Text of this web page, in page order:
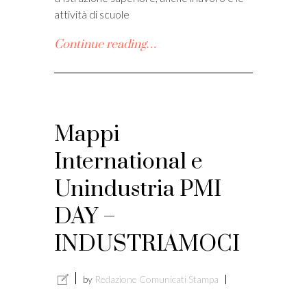
attività di scuole
Continue reading…
Mappi
International e
Unindustria PMI
DAY –
INDUSTRIAMOCI
by Redazione Comunicati Stampa